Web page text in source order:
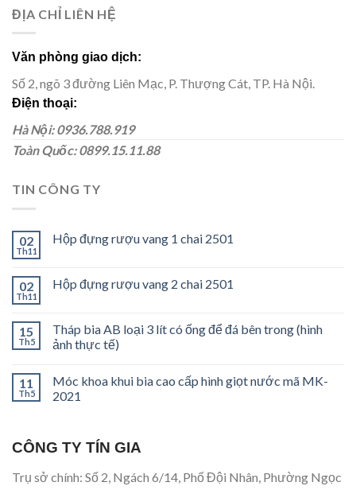
ĐỊA CHỈ LIÊN HỆ
Văn phòng giao dịch:
Số 2, ngõ 3 đường Liên Mạc, P. Thượng Cát, TP. Hà Nội.
Điện thoại:
Hà Nội: 0936.788.919
Toàn Quốc: 0899.15.11.88
TIN CÔNG TY
02
Th11
Hộp đựng rượu vang 1 chai 2501
02
Th11
Hộp đựng rượu vang 2 chai 2501
15
Th5
Tháp bia AB loại 3 lít có ống để đá bên trong (hình
ảnh thực tế)
11
Th5
Móc khoa khui bia cao cấp hình giọt nước mã MK-
2021
CÔNG TY TÍN GIA
Trụ sở chính: Số 2, Ngách 6/14, Phố Đội Nhân, Phường Ngọc